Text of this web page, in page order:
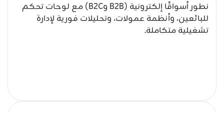
نطور أسواقًا إلكترونية (B2B وB2C) مع لوحات تحكم
للبائعين، وأنظمة عمولات، وتحليلات فورية لإدارة
تشغيلية متكاملة.